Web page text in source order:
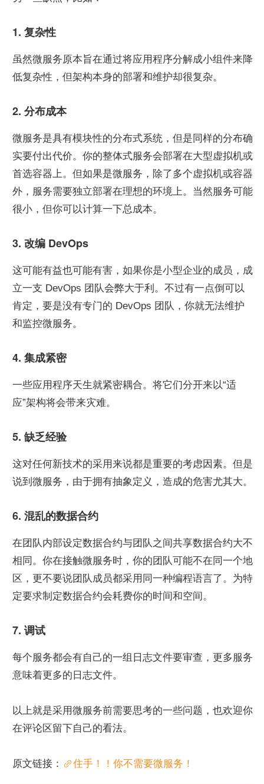
1. 复杂性
虽然微服务原本旨在通过将应用程序分解成小组件来降
低复杂性，但架构本身的部署和维护却很复杂。
2. 分布成本
微服务是具有模块性的分布式系统，但是同样的分布确
实要付出代价。你的整体式服务会部署在大型虚拟机或
首选容器上。但如果是微服务，除了多个虚拟机或容器
外，服务需要独立部署在理想的环境上。当然服务可能
很小，但你可以计算一下总成本。
3. 改编 DevOps
这可能有益也可能有害，如果你是小型企业的成员，成
立一支 DevOps 团队会弊大于利。不过有一点倒可以
肯定，要是没有专门的 DevOps 团队，你就无法维护
和监控微服务。
4. 集成紧密
一些应用程序天生就紧密耦合。将它们分开来以“适
应”架构将会带来灾难。
5. 缺乏经验
这对任何新技术的采用来说都是重要的考虑因素。但是
说到微服务，由于拥有抽象定义，造成的危害尤其大。
6. 混乱的数据合约
在团队内部设定数据合约与团队之间共享数据合约大不
相同。你在接触微服务时，你的团队可能不在同一个地
区，更不要说团队成员都采用同一种编程语言了。为特
定要求制定数据合约会耗费你的时间和空间。
7. 调试
每个服务都会有自己的一组日志文件要审查，更多服务
意味着更多的日志文件。
以上就是采用微服务前需要思考的一些问题，也欢迎你
在评论区留下自己的看法。
原文链接： 住手！！你不需要微服务！